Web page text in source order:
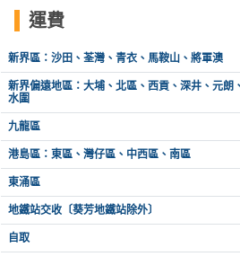
地
新
奇
玩
樂
體
驗
手
作
工
運費
新界區：沙田、荃灣、青衣、馬鞍山、將軍澳
新界偏遠地區：大埔、北區、西貢、深井、元朗
水圍
九龍區
港島區：東區、灣仔區、中西區、南區
東涌區
地鐵站交收〔葵芳地鐵站除外〕
自取